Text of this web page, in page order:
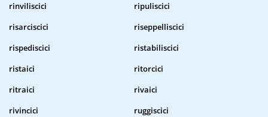
rinviliscici
ripuliscici
risarciscici
riseppelliscici
rispediscici
ristabiliscici
ristaici
ritorcici
ritraici
rivaici
rivincici
ruggiscici